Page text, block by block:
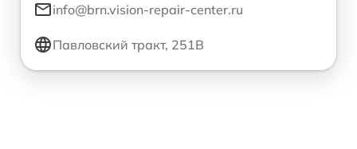
info@brn.vision-repair-center.ru
Павловский тракт, 251В